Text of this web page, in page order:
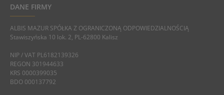
DANE FIRMY
ALBIS MAZUR SPÓŁKA Z OGRANICZONĄ ODPOWIEDZIALNOŚCIĄ
Stawiszyńska 10 lok. 2, PL-62800 Kalisz
NIP / VAT PL6182139326
REGON 301944633
KRS 0000399035
BDO 000137792